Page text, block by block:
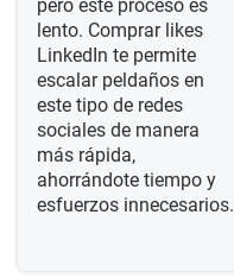
pero este proceso es
lento. Comprar likes
LinkedIn te permite
escalar peldaños en
este tipo de redes
sociales de manera
más rápida,
ahorrándote tiempo y
esfuerzos innecesarios.